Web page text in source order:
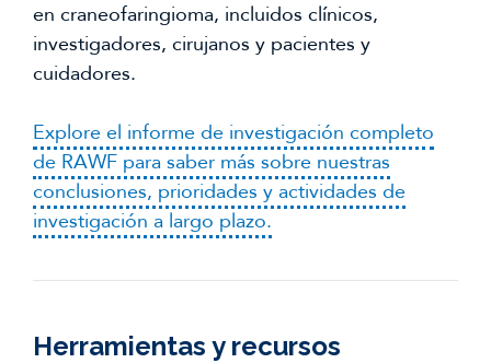
en craneofaringioma, incluidos clínicos,
investigadores, cirujanos y pacientes y
cuidadores.
Explore el informe de investigación completo
de RAWF para saber más sobre nuestras
conclusiones, prioridades y actividades de
investigación a largo plazo.
Herramientas y recursos